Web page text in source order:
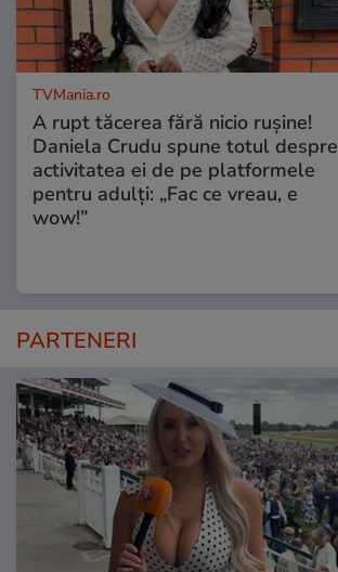
TVMania.ro
A rupt tăcerea fără nicio rușine!
Daniela Crudu spune totul despre
activitatea ei de pe platformele
pentru adulți: „Fac ce vreau, e
wow!”
PARTENERI